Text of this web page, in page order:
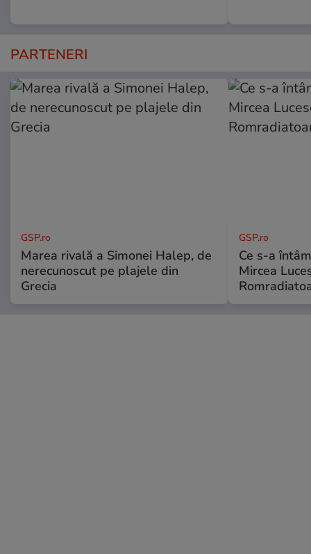
PARTENERI
GSP.ro
Marea rivală a Simonei Halep, de
nerecunoscut pe plajele din
Grecia
GSP.ro
Ce s-a
Mircea